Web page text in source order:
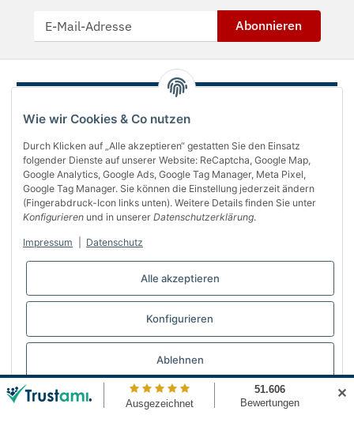
Wie wir Cookies & Co nutzen
Durch Klicken auf „Alle akzeptieren“ gestatten Sie den Einsatz
folgender Dienste auf unserer Website: ReCaptcha, Google Map,
Google Analytics, Google Ads, Google Tag Manager, Meta Pixel,
Google Tag Manager. Sie können die Einstellung jederzeit ändern
(Fingerabdruck-Icon links unten). Weitere Details finden Sie unter
Konfigurieren und in unserer Datenschutzerklärung.
Impressum Datenschutz
Alle akzeptieren
Konfigurieren
Ablehnen
Abonnieren
Über uns
Informationen
Bequem bezahlen
✕